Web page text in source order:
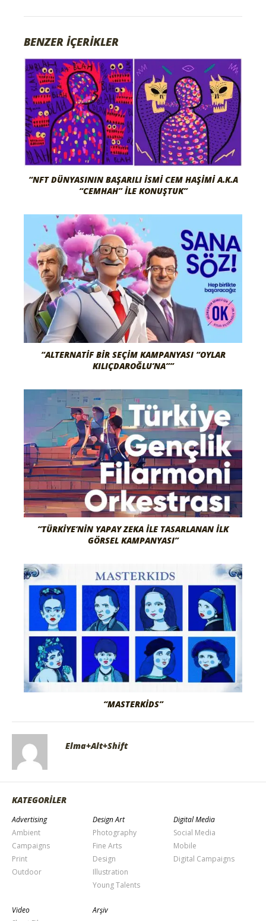
BENZER İÇERİKLER
“NFT DÜNYASININ BAŞARILI İSMI CEM HAŞIMI A.K.A
“CEMHAH” İLE KONUŞTUK”
“ALTERNATIF BIR SEÇIM KAMPANYASI “OYLAR
KILIÇDAROĞLU’NA””
“TÜRKIYE’NIN YAPAY ZEKA İLE TASARLANAN İLK
GÖRSEL KAMPANYASI”
“MASTERKIDS”
Elma+Alt+Shift
KATEGORİLER
Advertising
Ambient
Campaigns
Print
Outdoor
Design Art
Photography
Fine Arts
Design
Illustration
Young Talents
Digital Media
Social Media
Mobile
Digital Campaigns
Video
Arşiv